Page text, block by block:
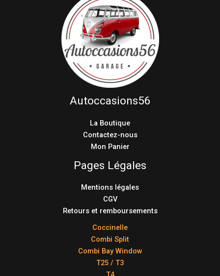
Autoccasions56
La Boutique
Contactez-nous
Mon Panier
Pages Légales
Mentions légales
CGV
Retours et remboursements
Coccinelle
Combi Split
Combi Bay Window
T25 / T3